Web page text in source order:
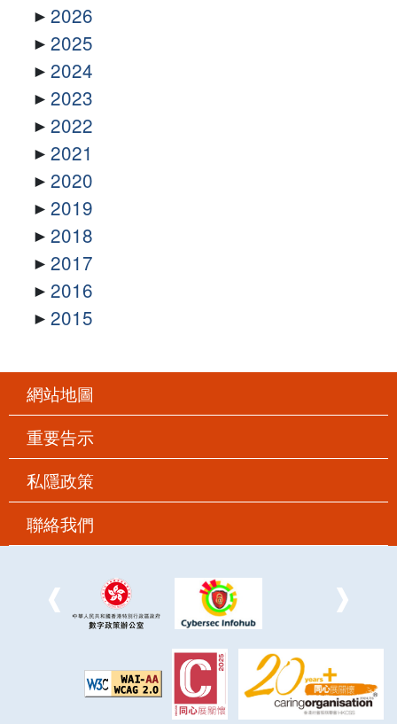
2026
2025
2024
2023
2022
2021
2020
2019
2018
2017
2016
2015
網站地圖
重要告示
私隱政策
聯絡我們